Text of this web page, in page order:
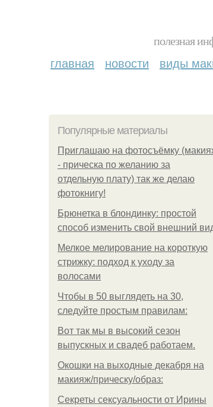
полезная
главная новости виды
Популярные материалы
Приглашаю на фотосъёмку
- прическа по желанию за
отдельную плату) так же делаю
фотокнигу!
Брюнетка в блондинку: простой
способ изменить свой внешний
Мелкое мелирование на короткую
стрижку: подход к уходу за
волосами
Чтобы в 50 выглядеть на 30,
следуйте простым правилам:
Вот так мы в высокий сезон
выпускных и свадеб работаем.
Окошки на выходные декабря на
макияж/прическу/образ:
Секреты сексуальности от Ирины